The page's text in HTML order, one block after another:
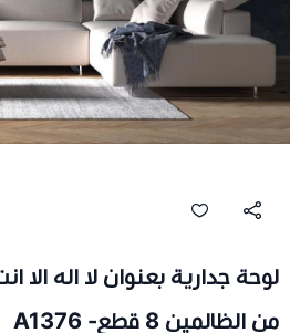
لوحة جدارية بعنوان لا اله الا
من الظالمين 8 قطع- A1376